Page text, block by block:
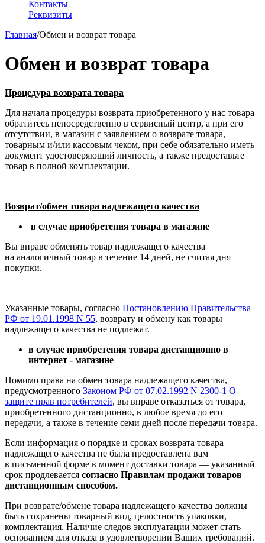
Контакты
Реквизиты
Главная/Обмен и возврат товара
Обмен и возврат товара
Процедура возврата товара
Для начала процедуры возврата приобретенного у нас товара
обратитесь непосредственно в сервисный центр, а при его
отсутствии, в магазин с заявлением о возврате товара,
товарным и/или кассовым чеком, при себе обязательно иметь
документ удостоверяющий личность, а также предоставьте
товар в полной комплектации.
Возврат/обмен товара надлежащего качества
в случае приобретения товара в магазине
Вы вправе обменять товар надлежащего качества
на аналогичный товар в течение 14 дней, не считая дня
покупки.
Указанные товары, согласно Постановлению Правительства
РФ от 19.01.1998 N 55, возврату и обмену как товары
надлежащего качества не подлежат.
в случае приобретения товара дистанционно в
интернет - магазине
Помимо права на обмен товара надлежащего качества,
предусмотренного Законом РФ от 07.02.1992 N 2300-1 О
защите прав потребителей, вы вправе отказаться от товара,
приобретенного дистанционно, в любое время до его
передачи, а также в течение семи дней после передачи товара.
Если информация о порядке и сроках возврата товара
надлежащего качества не была предоставлена вам
в письменной форме в момент доставки товара — указанный
срок продлевается согласно Правилам продажи товаров
дистанционным способом.
При возврате/обмене товара надлежащего качества должны
быть сохранены товарный вид, целостность упаковки,
комплектация. Наличие следов эксплуатации может стать
основанием для отказа в удовлетворении Ваших требований.